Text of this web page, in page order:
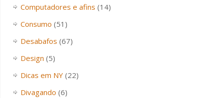
Computadores e afins (14)
Consumo (51)
Desabafos (67)
Design (5)
Dicas em NY(22)
Divagando (6)